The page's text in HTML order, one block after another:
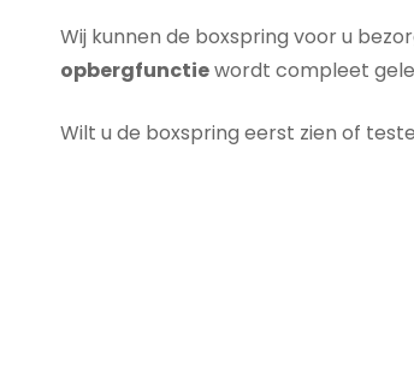
Wij kunnen de boxspring voor u
opbergfunctiewordt compleet
Wilt u de boxspring eerst zien of